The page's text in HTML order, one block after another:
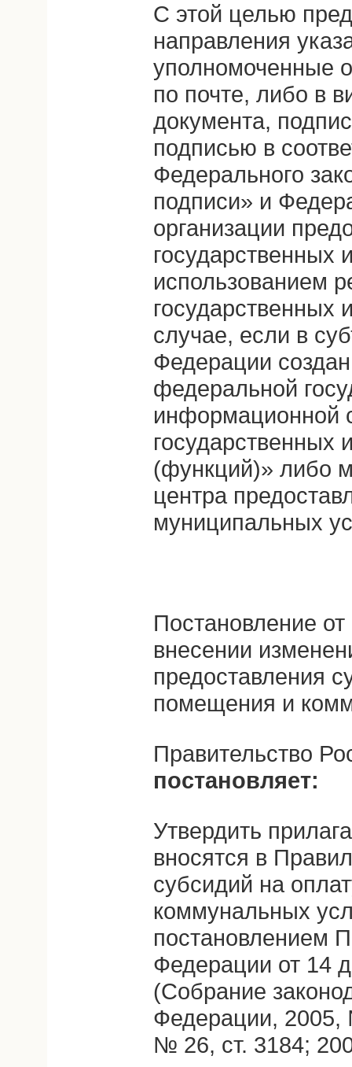
С этой целью
направления
уполномоченные
по почте, либо в
документа,
подписью в
Федерального
подписи» и
организации
государственных
использованием
государственных
случае, если в
Федерации
федеральной
информационной
государственных
(функций)» либо
центра
муниципальных
Постановление
внесении
предоставления
помещения и
Правительство
постановляет:
Утвердить
вносятся в
субсидий на
коммунальных
постановлением
Федерации от 14
(Собрание
Федерации, 2005,
№ 26, ст. 3184;